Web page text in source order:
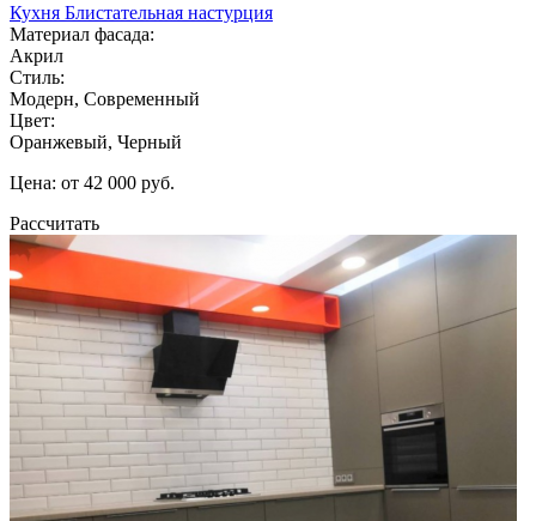
Кухня Блистательная настурция
Материал фасада:
Акрил
Стиль:
Модерн, Современный
Цвет:
Оранжевый, Черный
Цена: от 42 000 руб.
Рассчитать